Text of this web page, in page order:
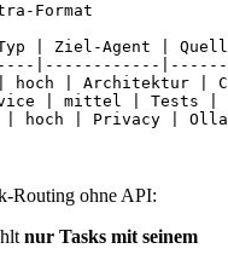
Format
| Ziel-Agent |
|------------
hoch | Architektur |
| mittel | Tests |
| hoch | Privacy |
Routing ohne API:
nur Tasks mit seinem